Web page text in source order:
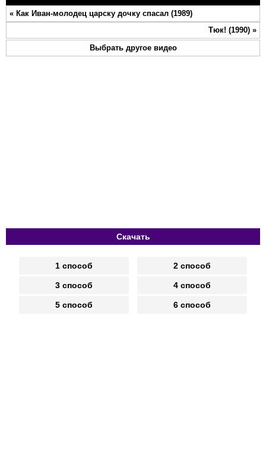
Play Mute Settings
« Как Иван-молодец царску дочку спасал (1989)
Тюк! (1990) »
Выбрать другое видео
Скачать
1 способ 2 способ
3 способ 4 способ
5 способ 6 способ